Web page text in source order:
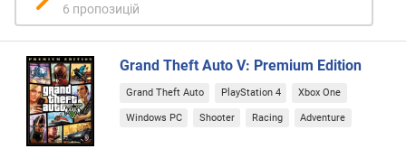
в
і
д
г
у
к
а
м
6 пропозицій
Grand Theft Auto V: Premium Edition
Grand Theft Auto PlayStation 4 Xbox One
Windows PC Shooter Racing Adventure